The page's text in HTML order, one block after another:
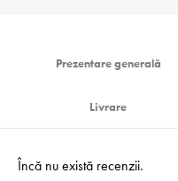
Prezentare generală
Livrare
Încă nu există recenzii.